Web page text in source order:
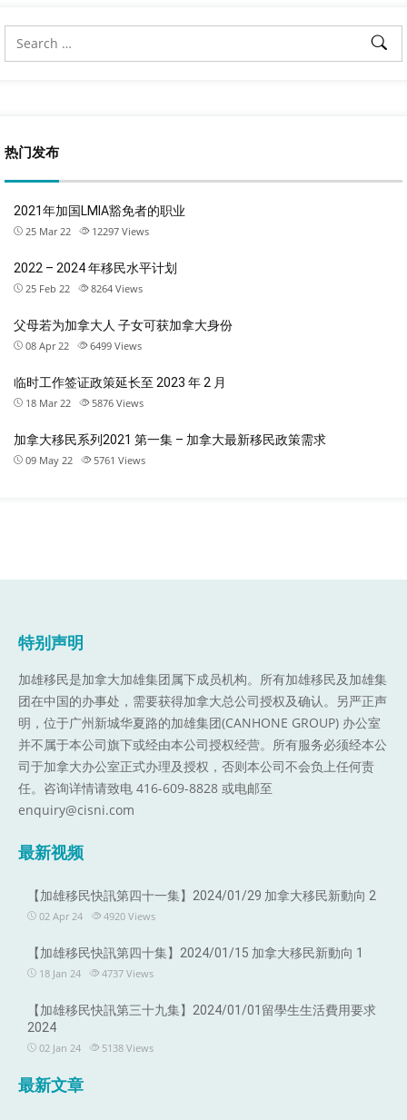
热门发布
2021年加国LMIA豁免者的职业
25 Mar 22 12297 Views
2022 – 2024 年移民水平计划
25 Feb 22 8264 Views
父母若为加拿大人 子女可获加拿大身份
08 Apr 22 6499 Views
临时工作签证政策延长至 2023 年 2 月
18 Mar 22 5876 Views
加拿大移民系列2021 第一集 – 加拿大最新移民政策需求
09 May 22 5761 Views
特别声明
加雄移民是加拿大加雄集团属下成员机构。 所有加雄移民及加雄集
团在中国的办事处，需要获得加拿大总公司授权及确认。另严正声
明，位于广州新城华夏路的加雄集团(CANHONE GROUP) 办公室
并不属于本公司旗下或经由本公司授权经营。所有服务必须经本公
司于加拿大办公室正式办理及授权，否则本公司不会负上任何责
任。咨询详情请致电 416-609-8828 或电邮至
enquiry@cisni.com
最新视频
【加雄移民快訊第四十一集】2024/01/29 加拿大移民新動向 2
02 Apr 24 4920 Views
【加雄移民快訊第四十集】2024/01/15 加拿大移民新動向 1
18 Jan 24 4737 Views
【加雄移民快訊第三十九集】2024/01/01留學生生活費用要求
2024
02 Jan 24 5138 Views
最新文章